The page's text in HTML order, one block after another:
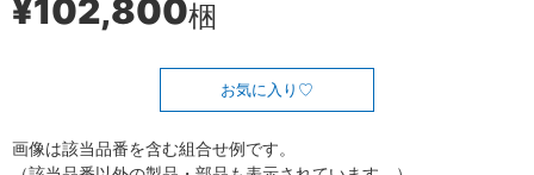
¥102,800梱
お気に入り
画像は該当品番を含む組合せ例です。